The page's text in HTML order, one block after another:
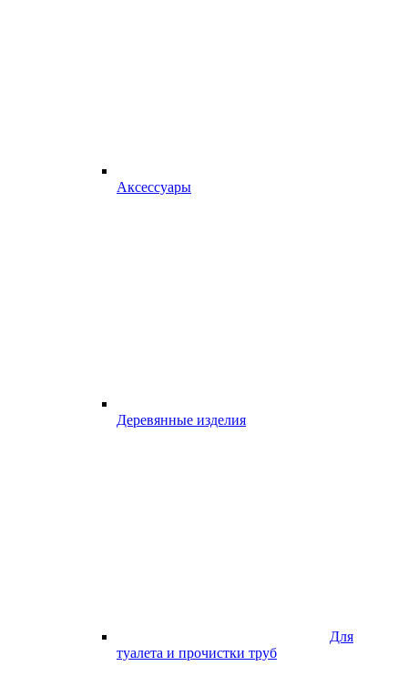
Аксессуары
Деревянные изделия
Для
туалета и прочистки труб